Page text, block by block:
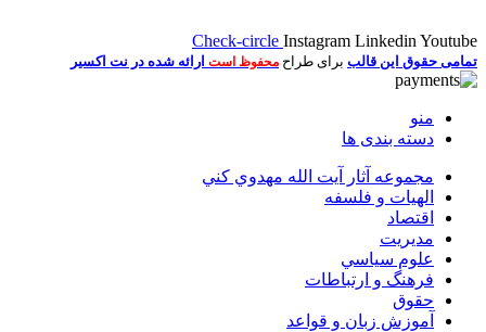
Check-circle Instagram LinkedinYoutube
تمامی حقوق این قالب برای طراح محفوظ است ارائه شده در نت اکسیر
منو
دسته بندی ها
مجموعه آثار آيت الله مهدوي كني
الهیات و فلسفه
اقتصاد
مديريت
علوم سياسي
فرهنگ و ارتباطات
حقوق
آموزش زبان و قواعد